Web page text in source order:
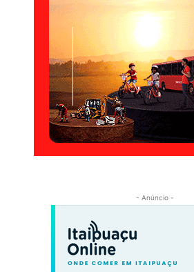
- Anúncio -